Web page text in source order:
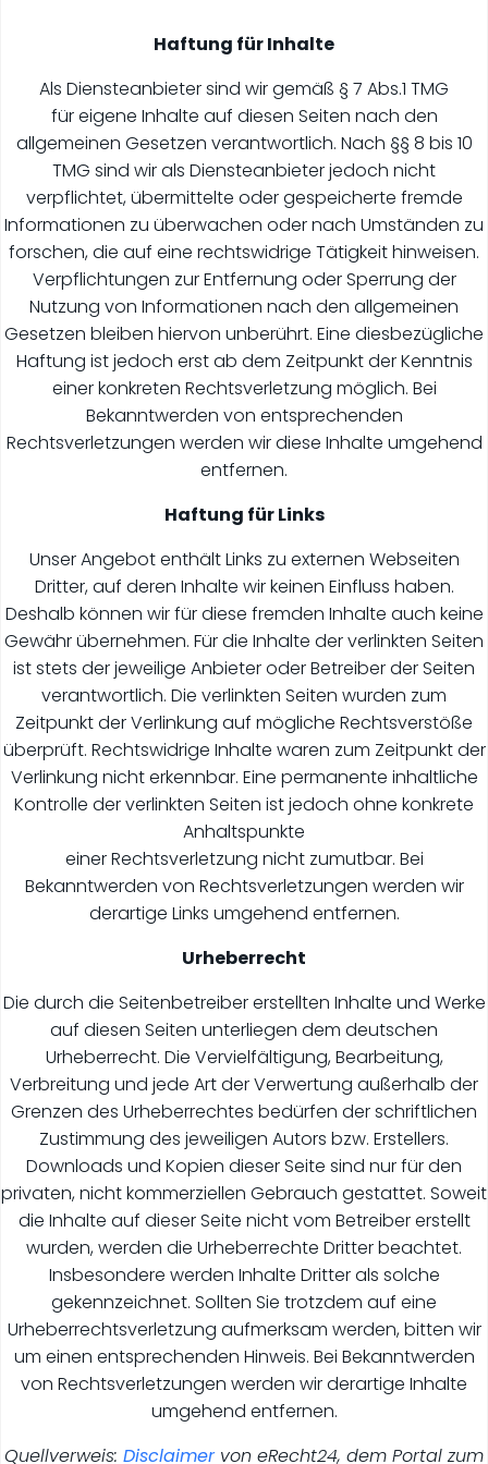
Haftung für Inhalte
Als Diensteanbieter sind wir gemäß § 7 Abs.1 TMG
für eigene Inhalte auf diesen Seiten nach den
allgemeinen Gesetzen verantwortlich. Nach §§ 8 bis 10
TMG sind wir als Diensteanbieter jedoch nicht
verpflichtet, übermittelte oder gespeicherte fremde
Informationen zu überwachen oder nach Umständen zu
forschen, die auf eine rechtswidrige Tätigkeit hinweisen.
Verpflichtungen zur Entfernung oder Sperrung der
Nutzung von Informationen nach den allgemeinen
Gesetzen bleiben hiervon unberührt. Eine diesbezügliche
Haftung ist jedoch erst ab dem Zeitpunkt der Kenntnis
einer konkreten Rechtsverletzung möglich. Bei
Bekanntwerden von entsprechenden
Rechtsverletzungen werden wir diese Inhalte umgehend
entfernen.
Haftung für Links
Unser Angebot enthält Links zu externen Webseiten
Dritter, auf deren Inhalte wir keinen Einfluss haben.
Deshalb können wir für diese fremden Inhalte auch keine
Gewähr übernehmen. Für die Inhalte der verlinkten Seiten
ist stets der jeweilige Anbieter oder Betreiber der Seiten
verantwortlich. Die verlinkten Seiten wurden zum
Zeitpunkt der Verlinkung auf mögliche Rechtsverstöße
überprüft. Rechtswidrige Inhalte waren zum Zeitpunkt der
Verlinkung nicht erkennbar. Eine permanente inhaltliche
Kontrolle der verlinkten Seiten ist jedoch ohne konkrete
Anhaltspunkte
einer Rechtsverletzung nicht zumutbar. Bei
Bekanntwerden von Rechtsverletzungen werden wir
derartige Links umgehend entfernen.
Urheberrecht
Die durch die Seitenbetreiber erstellten Inhalte und Werke
auf diesen Seiten unterliegen dem deutschen
Urheberrecht. Die Vervielfältigung, Bearbeitung,
Verbreitung und jede Art der Verwertung außerhalb der
Grenzen des Urheberrechtes bedürfen der schriftlichen
Zustimmung des jeweiligen Autors bzw. Erstellers.
Downloads und Kopien dieser Seite sind nur für den
privaten, nicht kommerziellen Gebrauch gestattet. Soweit
die Inhalte auf dieser Seite nicht vom Betreiber erstellt
wurden, werden die Urheberrechte Dritter beachtet.
Insbesondere werden Inhalte Dritter als solche
gekennzeichnet. Sollten Sie trotzdem auf eine
Urheberrechtsverletzung aufmerksam werden, bitten wir
um einen entsprechenden Hinweis. Bei Bekanntwerden
von Rechtsverletzungen werden wir derartige Inhalte
umgehend entfernen.
Quellverweis: Disclaimervon eRecht24, dem Portal zum